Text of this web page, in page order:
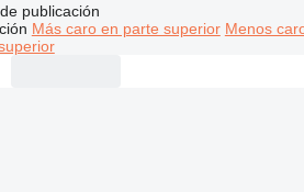
publicación
Más caro en parte superior Menos